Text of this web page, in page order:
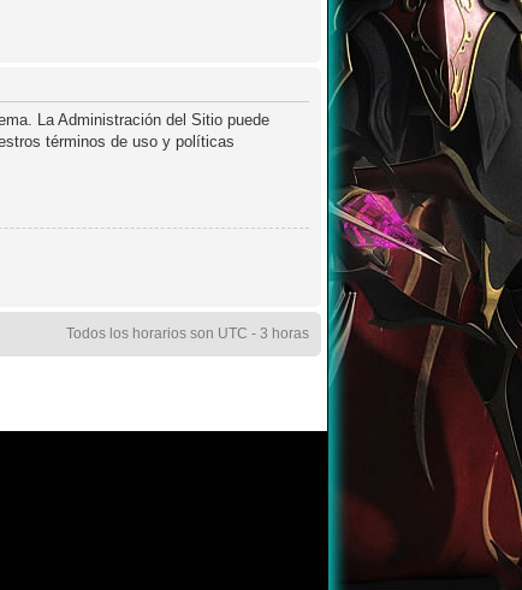
La Administración del Sitio puede
términos de uso y políticas
Todos los horarios son UTC - 3 horas